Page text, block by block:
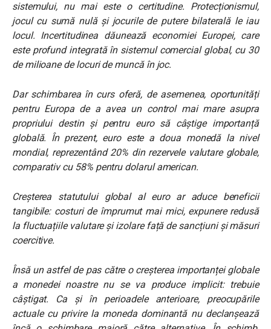
sistemului, nu mai este o certitudine. Protecționismul,
jocul cu sumă nulă și jocurile de putere bilaterală le iau
locul. Incertitudinea dăunează economiei Europei, care
este profund integrată în sistemul comercial global, cu 30
de milioane de locuri de muncă în joc.
Dar schimbarea în curs oferă, de asemenea, oportunități
pentru Europa de a avea un control mai mare asupra
propriului destin și pentru euro să câștige importanță
globală. În prezent, euro este a doua monedă la nivel
mondial, reprezentând 20% din rezervele valutare globale,
comparativ cu 58% pentru dolarul american.
Creșterea statutului global al euro ar aduce beneficii
tangibile: costuri de împrumut mai mici, expunere redusă
la fluctuațiile valutare și izolare față de sancțiuni și măsuri
coercitive.
Însă un astfel de pas către o creșterea importanței globale
a monedei noastre nu se va produce implicit: trebuie
câștigat. Ca și în perioadele anterioare, preocupările
actuale cu privire la moneda dominantă nu declanșează